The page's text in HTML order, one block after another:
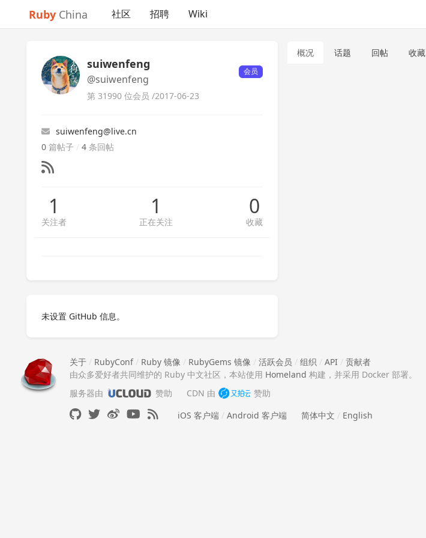
Ruby China 社区 招聘 Wiki
suiwenfeng
@suiwenfeng
会员
第 31990 位会员 /2017-06-23
suiwenfeng@live.cn
0 篇帖子 / 4 条回帖
1
关注者
1
正在关注
0
收藏
未设置 GitHub 信息。
概况 话题 回帖 收藏
关于 / RubyConf/ Ruby 镜像 / RubyGems 镜像 / 活跃会员 / 组织 / API / 贡献者
由众多爱好者共同维护的 Ruby 中文社区，本站使用 Homeland 构建，并采用 Docker 部署。
服务器由
赞助 CDN 由
赞助
iOS 客户端 / Android 客户端 简体中文 / English